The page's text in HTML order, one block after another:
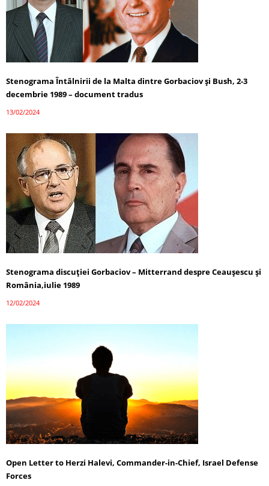
Stenograma Întâlnirii de la Malta dintre Gorbaciov și Bush, 2-3
decembrie 1989 – document tradus
13/02/2024
Stenograma discuției Gorbaciov – Mitterrand despre Ceaușescu și
România,iulie 1989
12/02/2024
Open Letter to Herzi Halevi, Commander-in-Chief, Israel Defense
Forces